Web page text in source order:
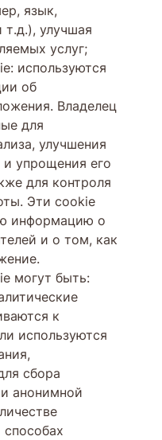
язык,
улучшая
услуг;
используются
об
Владелец
для
улучшения
упрощения его
для контроля
Эти cookie
информацию о
и о том, как
могут быть:
к
используются
сбора
анонимной
способах